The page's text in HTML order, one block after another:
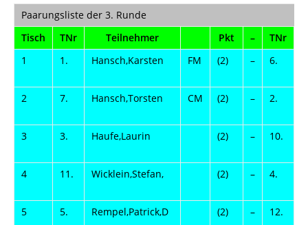
Paarungsliste der 3. Runde
Tisch
TNr Teilnehmer Pkt –
TNr
1
1. Hansch,Karsten FM (2) – 6.
2 7. Hansch,Torsten CM (2) – 2.
3 3. Haufe,Laurin (2) – 10.
4 11. Wicklein,Stefan, (2) – 4.
5 5. Rempel,Patrick,D (2) – 12.